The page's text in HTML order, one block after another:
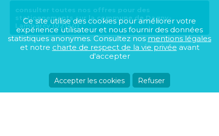
consulter toutes nos offres pour des
stationnements sur la commune de Dagny-
Lambercy (02140)
Ce site utilise des cookies pour améliorer votre
expérience utilisateur et nous fournir des données
statistiques anonymes. Consultez nos mentions légales
et notre charte de respect de la vie privée avant
d'accepter
Accepter les cookies Refuser